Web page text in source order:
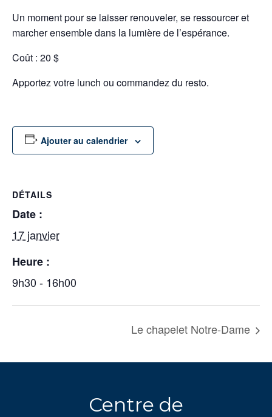
Un moment pour se laisser renouveler, se ressourcer et
marcher ensemble dans la lumière de l’espérance.
Coût : 20 $
Apportez votre lunch ou commandez du resto.
Ajouter au calendrier
DÉTAILS
Date :
17 janvier
Heure :
9h30 - 16h00
Le chapelet Notre-Dame
Centre de